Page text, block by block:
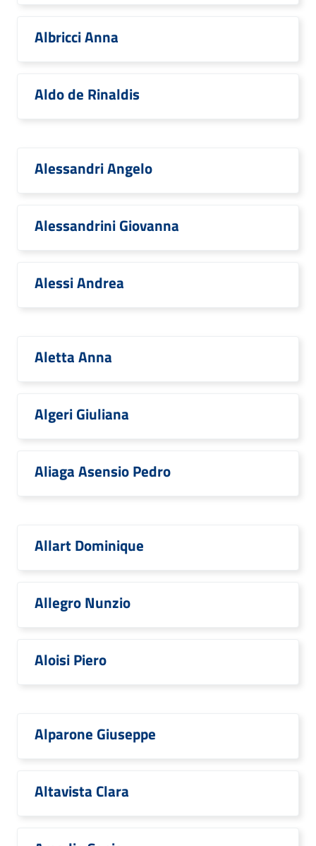
Albricci Anna
Aldo de Rinaldis
Alessandri Angelo
Alessandrini Giovanna
Alessi Andrea
Aletta Anna
Algeri Giuliana
Aliaga Asensio Pedro
Allart Dominique
Allegro Nunzio
Aloisi Piero
Alparone Giuseppe
Altavista Clara